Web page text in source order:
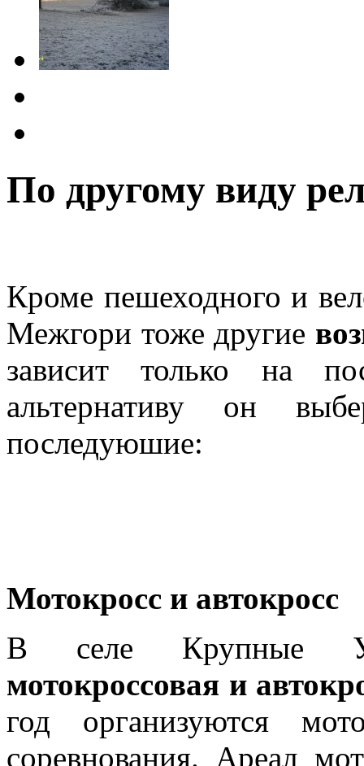
По другому виду
Кроме пешеходного и
Межгори тоже другие
зависит только на
альтернативу он
последуюшие:
Мотокросс и автокросс
В селе Крупные
мотокроссовая и
год организуются
соревнования. Ареал